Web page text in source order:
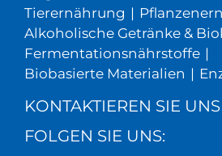
Tierernährung |
Alkoholische Getränke &
Fermentationsnährstoffe |
Biobasierte Materialien |
KONTAKTIEREN SIE UNS
FOLGEN SIE UNS: